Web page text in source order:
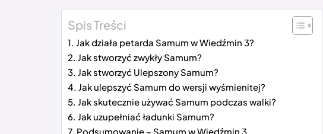
Spis Treści
Jak działa petarda Samum w Wiedźmin 3?
Jak stworzyć zwykły Samum?
Jak stworzyć Ulepszony Samum?
Jak ulepszyć Samum do wersji wyśmienitej?
Jak skutecznie używać Samum podczas walki?
Jak uzupełniać ładunki Samum?
Podsumowanie – Samum w Wiedźmin 3